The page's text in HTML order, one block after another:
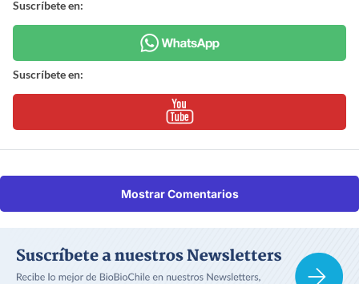
Suscríbete en:
Suscríbete en:
Mostrar Comentarios